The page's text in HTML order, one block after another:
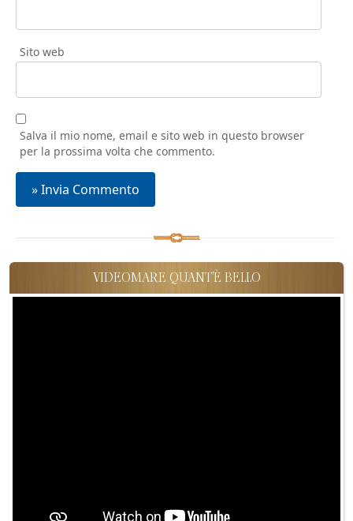
Sito web
Salva il mio nome, email e sito web in questo browser
per la prossima volta che commento.
VIDEOMARE QUANT'È BELLO